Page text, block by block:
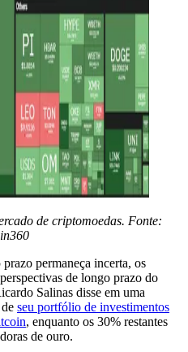
de criptomoedas. Fonte:
permaneça incerta, os
de longo prazo do
Salinas disse em uma
seu portfólio de investimentos
, enquanto os 30% restantes
de ouro.